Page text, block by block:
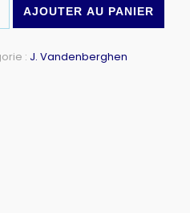
AJOUTER AU PANIER
: J. Vandenberghen